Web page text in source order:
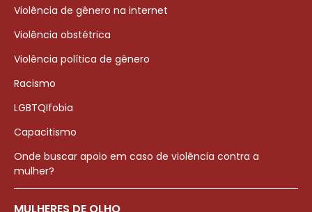
Violência de gênero na internet
Violência obstétrica
Violência política de gênero
Racismo
LGBTQIfobia
Capacitismo
Onde buscar apoio em caso de violência contra a
mulher?